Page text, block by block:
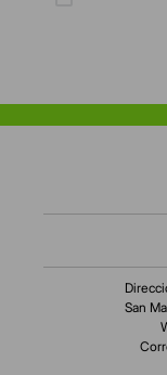
San